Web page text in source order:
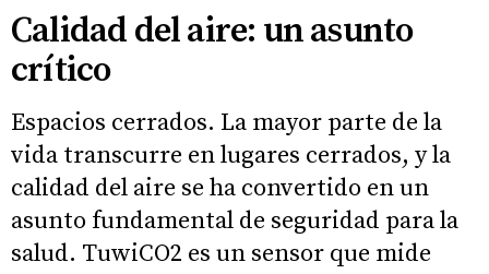
Calidad del aire: un asunto
crítico
Espacios cerrados. La mayor parte de la
vida transcurre en lugares cerrados, y la
calidad del aire se ha convertido en un
asunto fundamental de seguridad para la
salud. TuwiCO2 es un sensor que mide